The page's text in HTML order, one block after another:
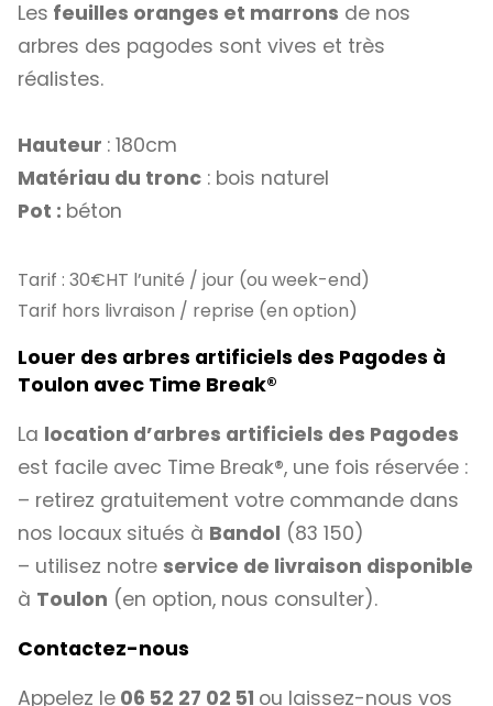
Les feuilles oranges et marrons de nos
arbres des pagodes sont vives et très
réalistes.
Hauteur : 180cm
Matériau du tronc : bois naturel
Pot : béton
Tarif : 30€HT l’unité / jour (ou week-end)
Tarif hors livraison / reprise (en option)
Louer des arbres artificiels des Pagodes à
Toulon avec Time Break®
La location d’arbres artificiels des Pagodes
est facile avec Time Break®, une fois réservée :
– retirez gratuitement votre commande dans
nos locaux situés à Bandol (83 150)
– utilisez notre service de livraison disponible
à Toulon (en option, nous consulter).
Contactez-nous
Appelez le 06 52 27 02 51 ou laissez-nous vos